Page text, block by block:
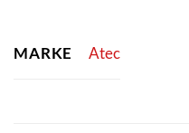
MARKE Atec